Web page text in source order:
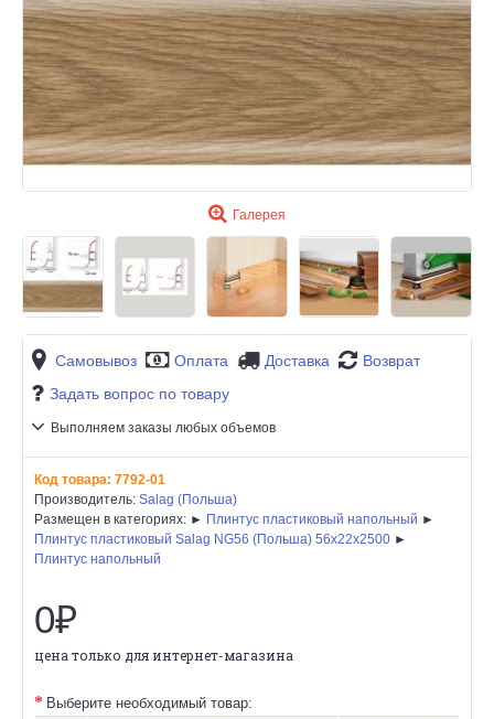
Галерея
Самовывоз Оплата Доставка
Возврат
Задать вопрос по товару
Выполняем заказы любых объемов
Код товара: 7792-01
Производитель: Salag (Польша)
Размещен в категориях: ► Плинтус пластиковый напольный ►
Плинтус пластиковый Salag NG56 (Польша) 56х22x2500 ►
Плинтус напольный
0₽
цена только для интернет-магазина
Выберите необходимый товар: